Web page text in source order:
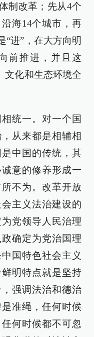
制改革；先从4个
海14个城市，再
“进”，在大方向明
前推进，并且这
文化和生态环境全
统一。对一个国
从来都是相辅相
中国的传统，其
意的修养形成一
不为。改革开放
主义法治建设的
党领导人民治理
确定为党治国理
国特色社会主义
明特点就是坚持
强调法治和德治
准绳，任何时候
何时候都不可忽